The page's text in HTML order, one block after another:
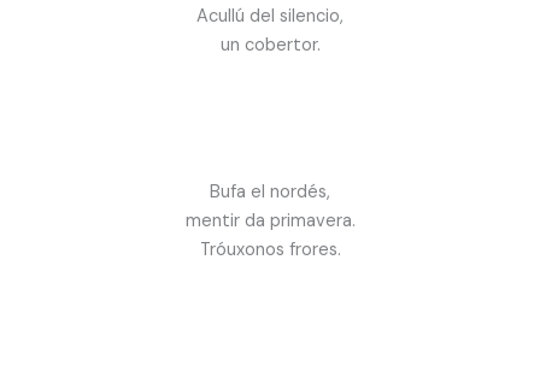
Acullú del silencio,
un cobertor.
Bufa el nordés,
mentir da primavera.
Tróuxonos frores.